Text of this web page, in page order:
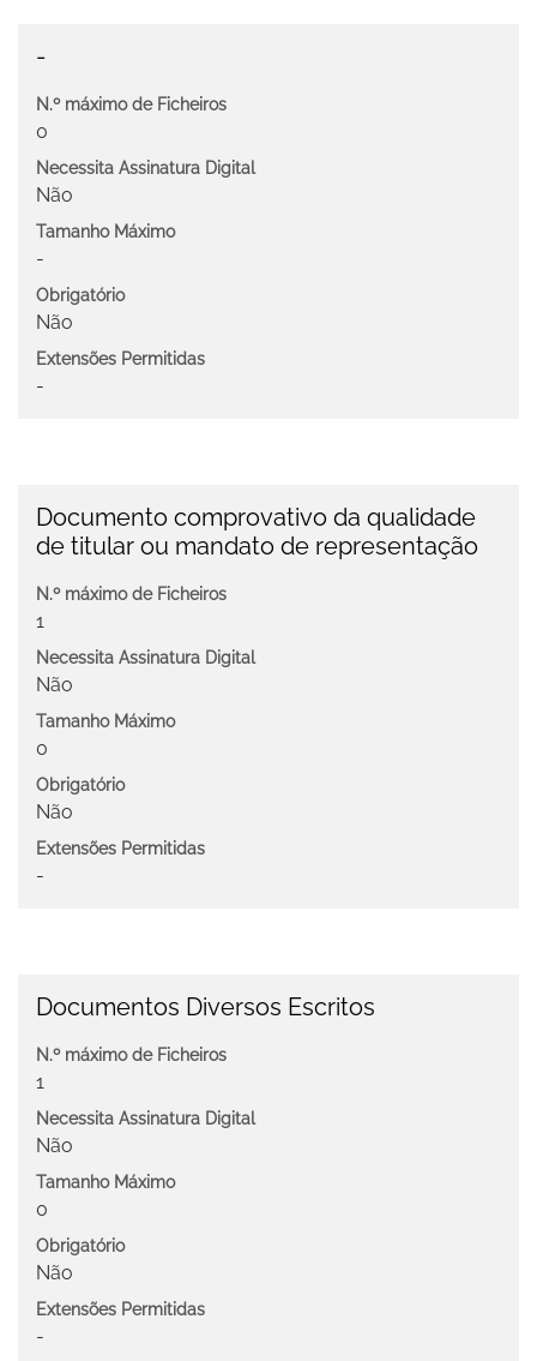
-
N.º máximo de Ficheiros
0
Necessita Assinatura Digital
Não
Tamanho Máximo
-
Obrigatório
Não
Extensões Permitidas
-
Documento comprovativo da qualidade
de titular ou mandato de representação
N.º máximo de Ficheiros
1
Necessita Assinatura Digital
Não
Tamanho Máximo
0
Obrigatório
Não
Extensões Permitidas
-
Documentos Diversos Escritos
N.º máximo de Ficheiros
1
Necessita Assinatura Digital
Não
Tamanho Máximo
0
Obrigatório
Não
Extensões Permitidas
-